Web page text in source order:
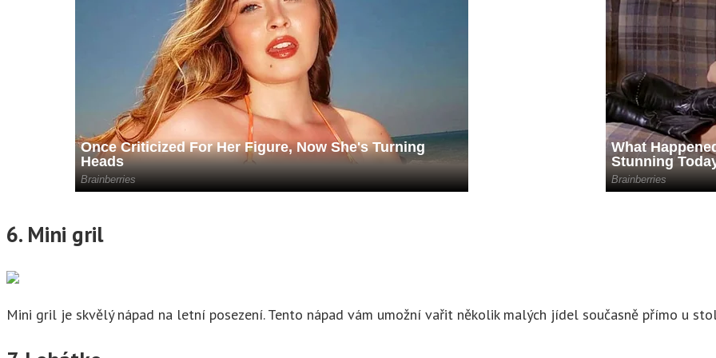
6. Mini gril
Mini gril je skvělý nápad na letní posezení. Tento nápad vám umožní vařit několik malých jídel současně přímo u